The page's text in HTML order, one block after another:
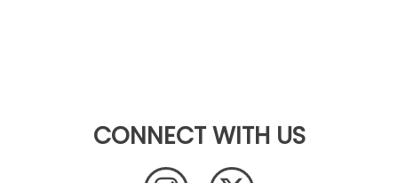
CONNECT WITH US